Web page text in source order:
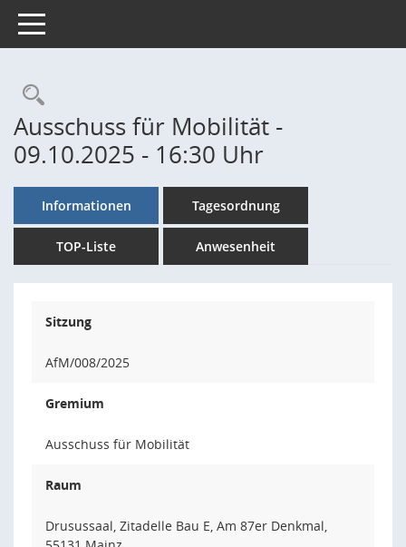
Toggle navigation
Rechercheauswahl
Ausschuss für Mobilität -
09.10.2025 - 16:30 Uhr
Informationen Tagesordnung
TOP-Liste Anwesenheit
Sitzung
AfM/008/2025
Gremium
Ausschuss für Mobilität
Raum
Drusussaal, Zitadelle Bau E, Am 87er Denkmal,